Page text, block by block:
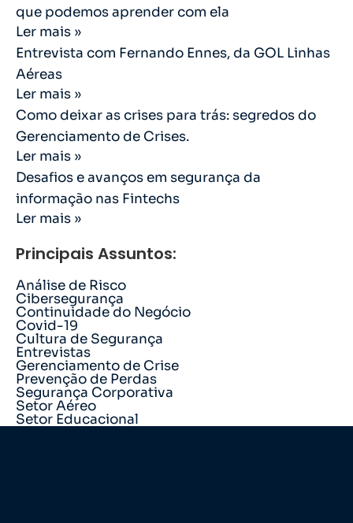
que podemos aprender com ela
Ler mais »
Entrevista com Fernando Ennes, da GOL Linhas
Aéreas
Ler mais »
Como deixar as crises para trás: segredos do
Gerenciamento de Crises.
Ler mais »
Desafios e avanços em segurança da
informação nas Fintechs
Ler mais »
Principais Assuntos:
Análise de Risco
Cibersegurança
Continuidade do Negócio
Covid-19
Cultura de Segurança
Entrevistas
Gerenciamento de Crise
Prevenção de Perdas
Segurança Corporativa
Setor Aéreo
Setor Educacional